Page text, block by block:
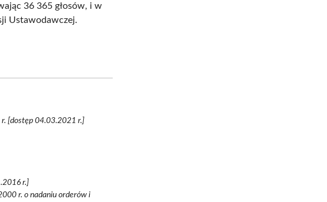
36 365 głosów, i w
Ustawodawczej.
r. [dostęp 04.03.2021 r.]
r.]
r. o nadaniu orderów i